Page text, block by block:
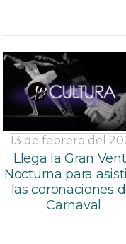
13 de febrero del
Llega la Gran
Nocturna para
las coronaciones
Carnaval